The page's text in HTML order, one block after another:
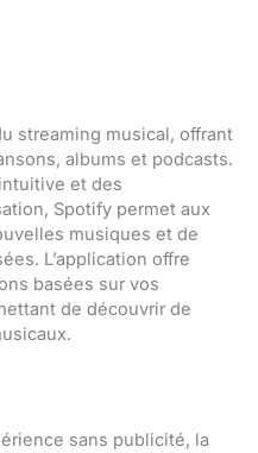
streaming musical, offrant
albums et podcasts.
et des
Spotify permet aux
musiques et de
L’application offre
basées sur vos
de découvrir de
sans publicité, la